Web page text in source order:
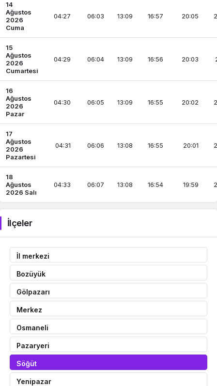
14
Ağustos
2026
Cuma
04:27 06:03 13:09 16:57 20:05
15
Ağustos
2026
Cumartesi
04:29 06:04 13:09 16:56 20:03
16
Ağustos
2026
Pazar
04:30 06:05 13:09 16:55 20:02
17
Ağustos
2026
Pazartesi
04:31 06:06 13:08 16:55 20:01
18
Ağustos
2026 Salı
04:33 06:07 13:08 16:54 19:59
İlçeler
İl merkezi
Bozüyük
Gölpazarı
Merkez
Osmaneli
Pazaryeri
Söğüt
Yenipazar